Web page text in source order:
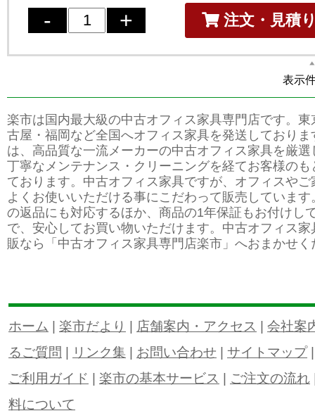
注文・見積
表示
楽市は国内最大級の中古オフィス家具専門店です。東
古屋・福岡など全国へオフィス家具を発送しておりま
は、高品質な一流メーカーの中古オフィス家具を厳選
丁寧なメンテナンス・クリーニングを経てお客様のも
ております。中古オフィス家具ですが、オフィスやご
よくお使いいただける事にこだわって販売していま
の返品にも対応するほか、商品の1年保証もお付けし
で、安心してお買い物いただけます。中古オフィス家
販なら「中古オフィス家具専門店楽市」へおまかせく
ホーム 楽市だより 店舗案内・アクセス
会社案
るご質問
リンク集 お問い合わせ サイトマップ
ご利用ガイド
楽市の基本サービス ご注文の流れ
料について